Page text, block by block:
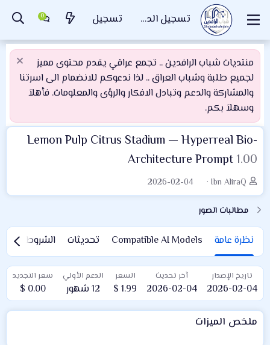
تسجيل الدخول تسجيل
منتديات شباب الرافدين .. تجمع عراقي يقدم محتوى مميز
لجميع طلبة وشباب العراق .. لذا ندعوكم للانضمام الى اسرتنا
والمشاركة والدعم وتبادل الافكار والرؤى والمعلومات. فأهلاَ
وسهلاَ بكم.
Lemon Pulp Citrus Stadium — Hyperreal Bio-
Architecture Prompt1.00
ا
ل
ك
ت
ب
Ibn AliraQ
ا
ل
د
ر
ل
أ
و
2026-02-04
مطالبات الصور
نظرة عامة Compatible AI Models تحديثات الشروط
تاريخ الإصدار
2026-02-04
آخر تحديث
2026-02-04
السعر
1.99 $
الدعم الأولي
12 شهور
سعر التجديد
0.00 $
ملخص الميزات